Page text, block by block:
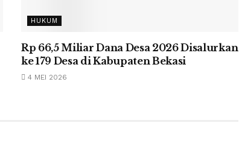
HUKUM
Rp 66,5 Miliar Dana Desa 2026 Disalurkan
ke 179 Desa di Kabupaten Bekasi
4 MEI 2026